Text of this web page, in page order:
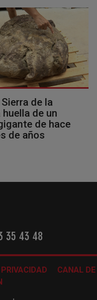
de la
de un
de hace
de años
35 43 48
CANAL